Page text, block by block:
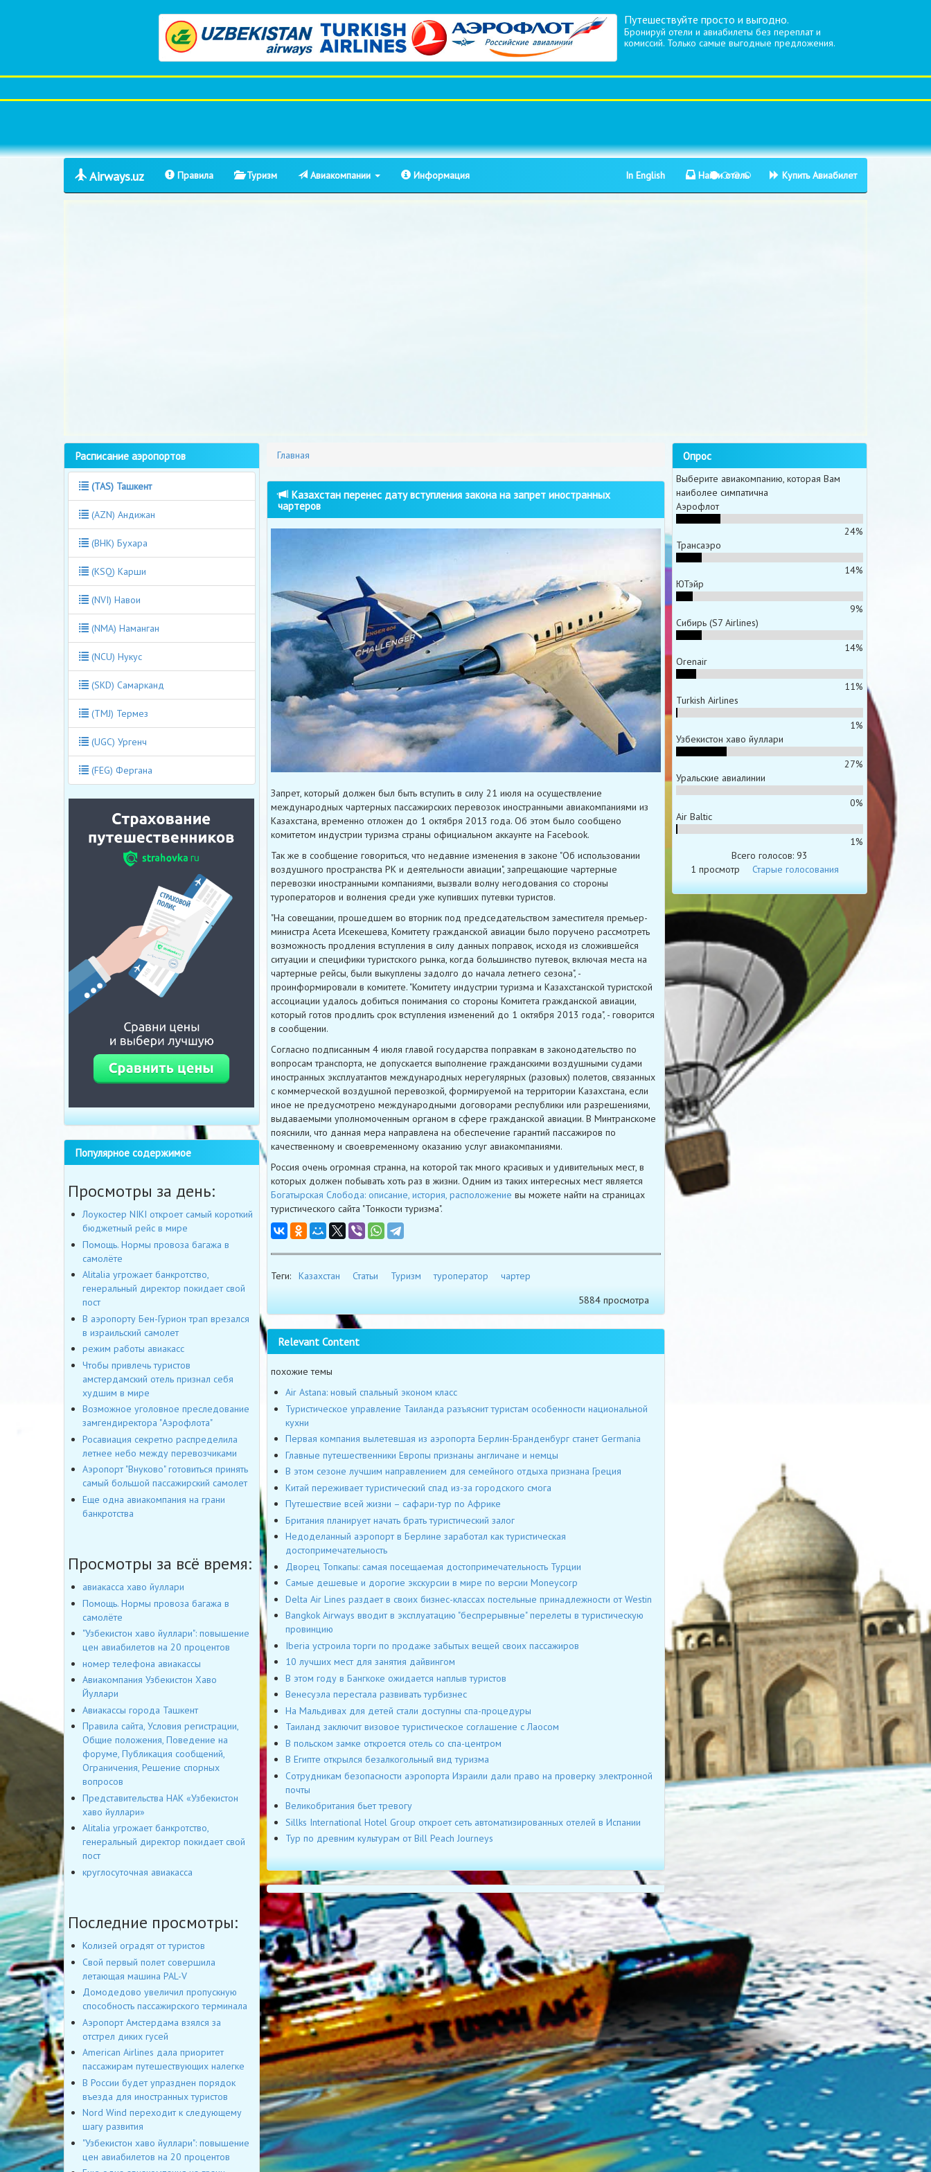
Путешествуйте просто и выгодно.
Бронируй отели и авиабилеты без переплат и
комиссий. Только самые выгодные предложения.
Airways.uz Правила Туризм Авиакомпании Информация In English Найти отель Купить Авиабилет
Главная
Казахстан перенес дату вступления закона на запрет иностранных
чартеров
Запрет, который должен был быть вступить в силу 21 июля на осуществление
международных чартерных пассажирских перевозок иностранными авиакомпаниями из
Казахстана, временно отложен до 1 октября 2013 года. Об этом было сообщено
комитетом индустрии туризма страны официальном аккаунте на Facebook.
Так же в сообщение говориться, что недавние изменения в законе "Об использовании
воздушного пространства РК и деятельности авиации", запрещающие чартерные
перевозки иностранными компаниями, вызвали волну негодования со стороны
туроператоров и волнения среди уже купивших путевки туристов.
"На совещании, прошедшем во вторник под председательством заместителя премьер-
министра Асета Исекешева, Комитету гражданской авиации было поручено рассмотреть
возможность продления вступления в силу данных поправок, исходя из сложившейся
ситуации и специфики туристского рынка, когда большинство путевок, включая места на
чартерные рейсы, были выкуплены задолго до начала летнего сезона", -
проинформировали в комитете. "Комитету индустрии туризма и Казахстанской туристской
ассоциации удалось добиться понимания со стороны Комитета гражданской авиации,
который готов продлить срок вступления изменений до 1 октября 2013 года", - говорится
в сообщении.
Согласно подписанным 4 июля главой государства поправкам в законодательство по
вопросам транспорта, не допускается выполнение гражданскими воздушными судами
иностранных эксплуатантов международных нерегулярных (разовых) полетов, связанных
с коммерческой воздушной перевозкой, формируемой на территории Казахстана, если
иное не предусмотрено международными договорами республики или разрешениями,
выдаваемыми уполномоченным органом в сфере гражданской авиации. В Минтранскоме
пояснили, что данная мера направлена на обеспечение гарантий пассажиров по
качественному и своевременному оказанию услуг авиакомпаниями.
Россия очень огромная странна, на которой так много красивых и удивительных мест, в
которых должен побывать хоть раз в жизни. Одним из таких интересных мест является
Богатырская Слобода: описание, история, расположение вы можете найти на страницах
туристического сайта "Тонкости туризма".
Теги: Казахстан Статьи Туризм туроператор
чартер
5884 просмотра
Relevant Content
похожие темы
Air Astana: новый спальный эконом класс
Туристическое управление Таиланда разъяснит туристам особенности национальной
кухни
Первая компания вылетевшая из аэропорта Берлин-Бранденбург станет Germania
Главные путешественники Европы признаны англичане и немцы
В этом сезоне лучшим направлением для семейного отдыха признана Греция
Китай переживает туристический спад из-за городского смога
Путешествие всей жизни – сафари-тур по Африке
Британия планирует начать брать туристический залог
Недоделанный аэропорт в Берлине заработал как туристическая
достопримечательность
Дворец Топкапы: самая посещаемая достопримечательность Турции
Самые дешевые и дорогие экскурсии в мире по версии Moneycorp
Delta Air Lines раздает в своих бизнес-классах постельные принадлежности от Westin
Bangkok Airways вводит в эксплуатацию "беспрерывные" перелеты в туристическую
провинцию
Iberia устроила торги по продаже забытых вещей своих пассажиров
10 лучших мест для занятия дайвингом
В этом году в Бангкоке ожидается наплыв туристов
Венесуэла перестала развивать турбизнес
На Мальдивах для детей стали доступны спа-процедуры
Таиланд заключит визовое туристическое соглашение с Лаосом
В польском замке откроется отель со спа-центром
В Египте открылся безалкогольный вид туризма
Сотрудникам безопасности аэропорта Израили дали право на проверку электронной
почты
Великобритания бьет тревогу
Sillks International Hotel Group откроет сеть автоматизированных отелей в Испании
Тур по древним культурам от Bill Peach Journeys
Расписание аэропортов
(TAS) Ташкент
(AZN) Андижан
(BHK) Бухара
(KSQ) Карши
(NVI) Навои
(NMA) Наманган
(NCU) Нукус
(SKD) Самарканд
(TMJ) Термез
(UGC) Ургенч
(FEG) Фергана
Популярное содержимое
Просмотры за день:
Лоукостер NIKI откроет самый короткий
бюджетный рейс в мире
Помощь. Нормы провоза багажа в
самолёте
Alitalia угрожает банкротство,
генеральный директор покидает свой
пост
В аэропорту Бен-Гурион трап врезался
в израильский самолет
режим работы авиакасс
Чтобы привлечь туристов
амстердамский отель признал себя
худшим в мире
Возможное уголовное преследование
замгендиректора "Аэрофлота"
Росавиация секретно распределила
летнее небо между перевозчиками
Аэропорт "Внуково" готовиться принять
самый большой пассажирский самолет
Еще одна авиакомпания на грани
банкротства
Просмотры за всё время:
авиакасса хаво йуллари
Помощь. Нормы провоза багажа в
самолёте
"Узбекистон хаво йуллари": повышение
цен авиабилетов на 20 процентов
номер телефона авиакассы
Авиакомпания Узбекистон Хаво
Йуллари
Авиакассы города Ташкент
Правила сайта, Условия регистрации,
Общие положения, Поведение на
форуме, Публикация сообщений,
Ограничения, Решение спорных
вопросов
Представительства НАК «Узбекистон
хаво йуллари»
Alitalia угрожает банкротство,
генеральный директор покидает свой
пост
круглосуточная авиакасса
Последние просмотры:
Колизей оградят от туристов
Свой первый полет совершила
летающая машина PAL-V
Домодедово увеличил пропускную
способность пассажирского терминала
Аэропорт Амстердама взялся за
отстрел диких гусей
American Airlines дала приоритет
пассажирам путешествующих налегке
В России будет упразднен порядок
въезда для иностранных туристов
Nord Wind переходит к следующему
шагу развития
"Узбекистон хаво йуллари": повышение
цен авиабилетов на 20 процентов
Опрос
Выберите авиакомпанию, которая Вам
наиболее симпатична
Аэрофлот
24%
Трансаэро
14%
ЮТэйр
9%
Сибирь (S7 Airlines)
14%
Orenair
11%
Turkish Airlines
1%
Узбекистон хаво йуллари
27%
Уральские авиалинии
0%
Air Baltic
1%
Всего голосов: 93
1 просмотр
Старые голосования